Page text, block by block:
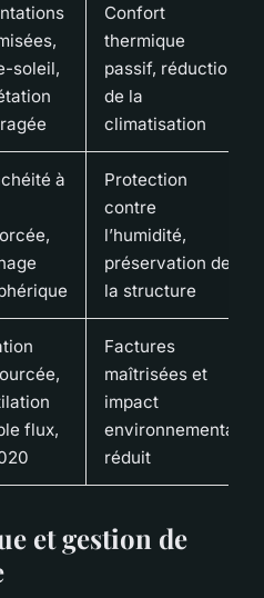
soleil,
Confort
thermique
passif, réduction
de la
climatisation
à
Protection
contre
l’humidité,
préservation de
la structure
flux,
Factures
maîtrisées et
impact
environnemental
réduit
et gestion de